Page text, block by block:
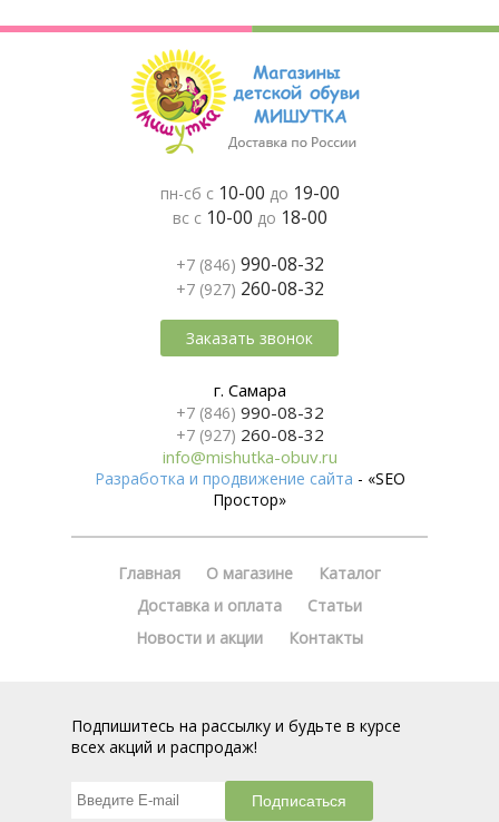
пн-сб с 10-00 до 19-00
вс с 10-00 до 18-00
+7 (846) 990-08-32
+7 (927) 260-08-32
Заказать звонок
г. Самара
+7 (846) 990-08-32
+7 (927) 260-08-32
info@mishutka-obuv.ru
Разработка и продвижение сайта - «SEO
Простор»
Главная О магазине
Каталог
Доставка и оплата
Статьи
Новости и акции
Контакты
Подпишитесь на рассылку и будьте в курсе
всех акций и распродаж!